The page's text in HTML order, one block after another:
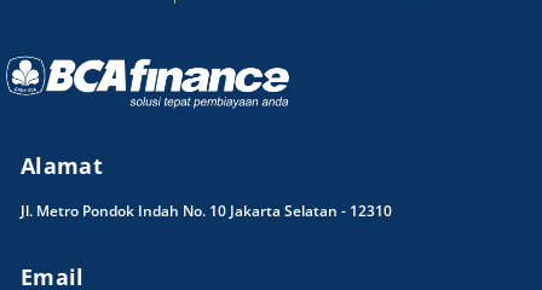
Alamat
Jl. Metro Pondok Indah No. 10 Jakarta Selatan - 12310
Email